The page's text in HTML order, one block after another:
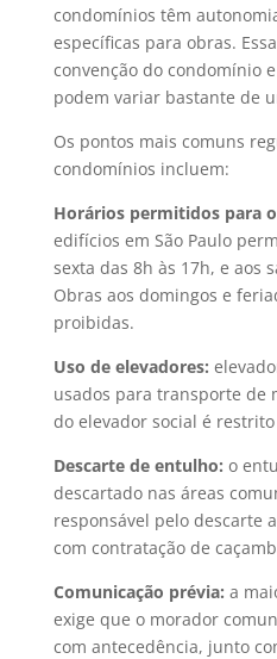
condomínios têm
específicas para obras.
convenção do condomínio
podem variar bastante de
Os pontos mais comuns
condomínios incluem:
Horários permitidos para
edifícios em São Paulo
sexta das 8h às 17h, e aos
Obras aos domingos e
proibidas.
Uso de elevadores:
usados para transporte de
do elevador social é
Descarte de entulho: o
descartado nas áreas
responsável pelo descarte
com contratação de
Comunicação prévia: a
exige que o morador
com antecedência, junto